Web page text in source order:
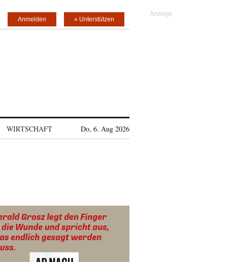
» Unterstützen
Anmelden
WIRTSCHAFT Do, 6. Aug 2026